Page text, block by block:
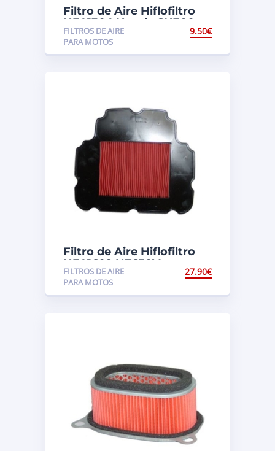
Filtro de Aire Hiflofiltro
HFA1304 Honda SH300
FILTROS DE AIRE
PARA MOTOS
9.50€
Filtro de Aire Hiflofiltro
HFA1609 NT650V
Deauville (RC47)
FILTROS DE AIRE
PARA MOTOS
27.90€